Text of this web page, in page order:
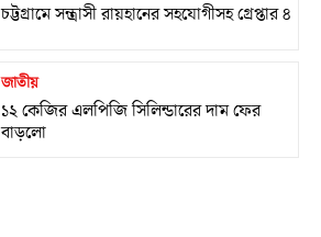
চট্টগ্রামে সন্ত্রাসী রায়হানের সহযোগীসহ গ্রেপ্তার ৪
জাতীয়
১২ কেজির এলপিজি সিলিন্ডারের দাম ফের
বাড়লো